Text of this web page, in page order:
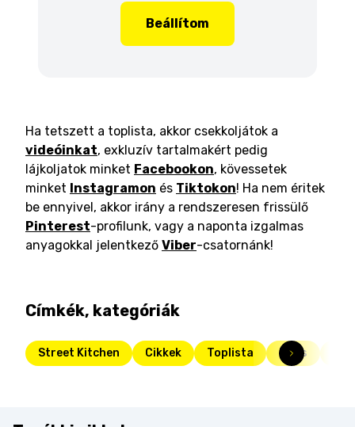
Beállítom
Ha tetszett a toplista, akkor csekkoljátok a
videóinkat, exkluzív tartalmakért pedig
lájkoljatok minket Facebookon, kövessetek
minket Instagramon és Tiktokon! Ha nem éritek
be ennyivel, akkor irány a rendszeresen frissülő
Pinterest-profilunk, vagy a naponta izgalmas
anyagokkal jelentkező Viber-csatornánk!
Címkék, kategóriák
Street Kitchen Cikkek Toplista Friss